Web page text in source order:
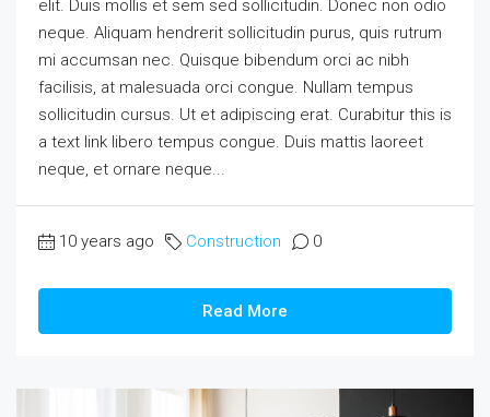
elit. Duis mollis et sem sed sollicitudin. Donec non odio
neque. Aliquam hendrerit sollicitudin purus, quis rutrum
mi accumsan nec. Quisque bibendum orci ac nibh
facilisis, at malesuada orci congue. Nullam tempus
sollicitudin cursus. Ut et adipiscing erat. Curabitur this is
a text link libero tempus congue. Duis mattis laoreet
neque, et ornare neque...
10 years ago Construction 0
Read More